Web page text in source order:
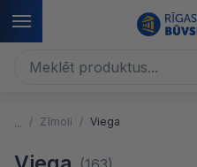
Zīmoli Viega